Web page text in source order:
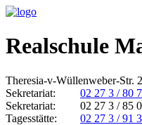
Realschule
Theresia-v-Wüllenweber-Str.
Sekretariat:
02 27 3 / 80
Sekretariat:
02 27 3 / 85
Tagesstätte:
02 27 3 / 91